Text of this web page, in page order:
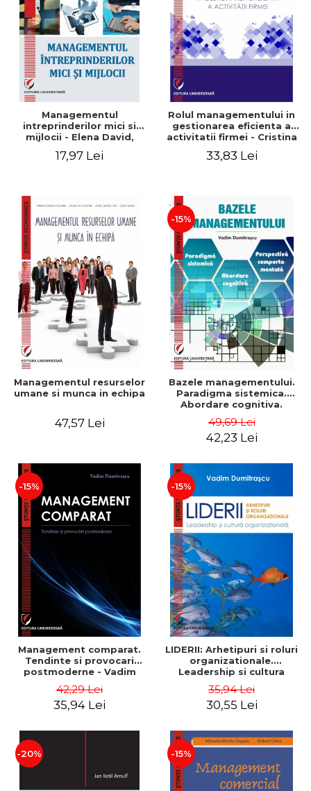
Managementul
intreprinderilor mici si
mijlocii - Elena David,
Roxana Carmen Ionescu,
17,97 Lei
Rolul managementului in
gestionarea eficienta a
activitatii firmei - Cristina
Gabriel Nastase, Mihaela-
33,83 Lei
Managementul resurselor
umane si munca in echipa
47,57 Lei
-15%
Bazele managementului.
Paradigma sistemica.
Abordare cognitiva.
comportamentala - Vadim
Dumitrascu
49,69 Lei
42,23 Lei
-15%
Management comparat.
Tendinte si provocari
postmoderne - Vadim
42,29 Lei
35,94 Lei
-15%
LIDERII: Arhetipuri si roluri
organizationale.
Leadership si cultura
Dumitrascu
35,94 Lei
30,55 Lei
-20% -15%